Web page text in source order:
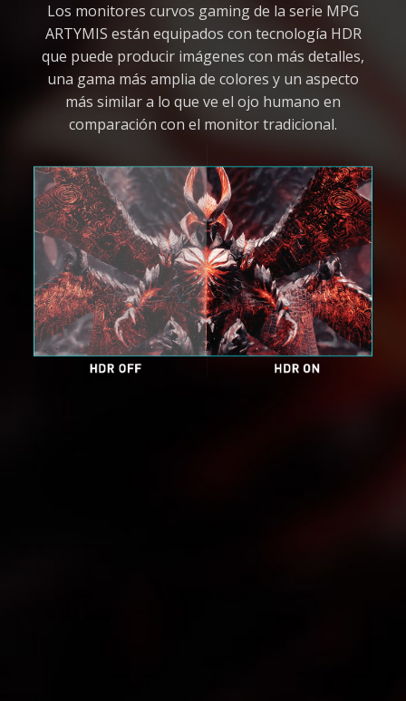
Los monitores curvos gaming de la serie MPG
ARTYMIS están equipados con tecnología HDR
que puede producir imágenes con más detalles,
una gama más amplia de colores y un aspecto
más similar a lo que ve el ojo humano en
comparación con el monitor tradicional.